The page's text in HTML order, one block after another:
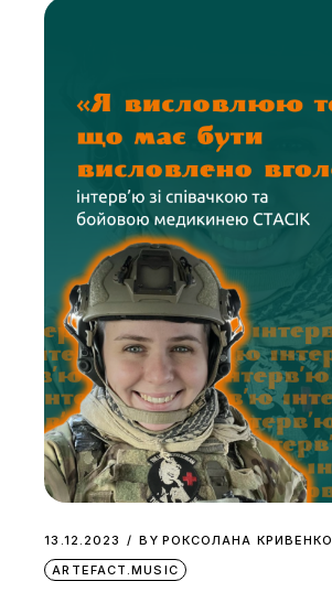
13.12.2023 BY РОКСОЛАНА КРИВЕНКО
ARTEFACT.MUSIC